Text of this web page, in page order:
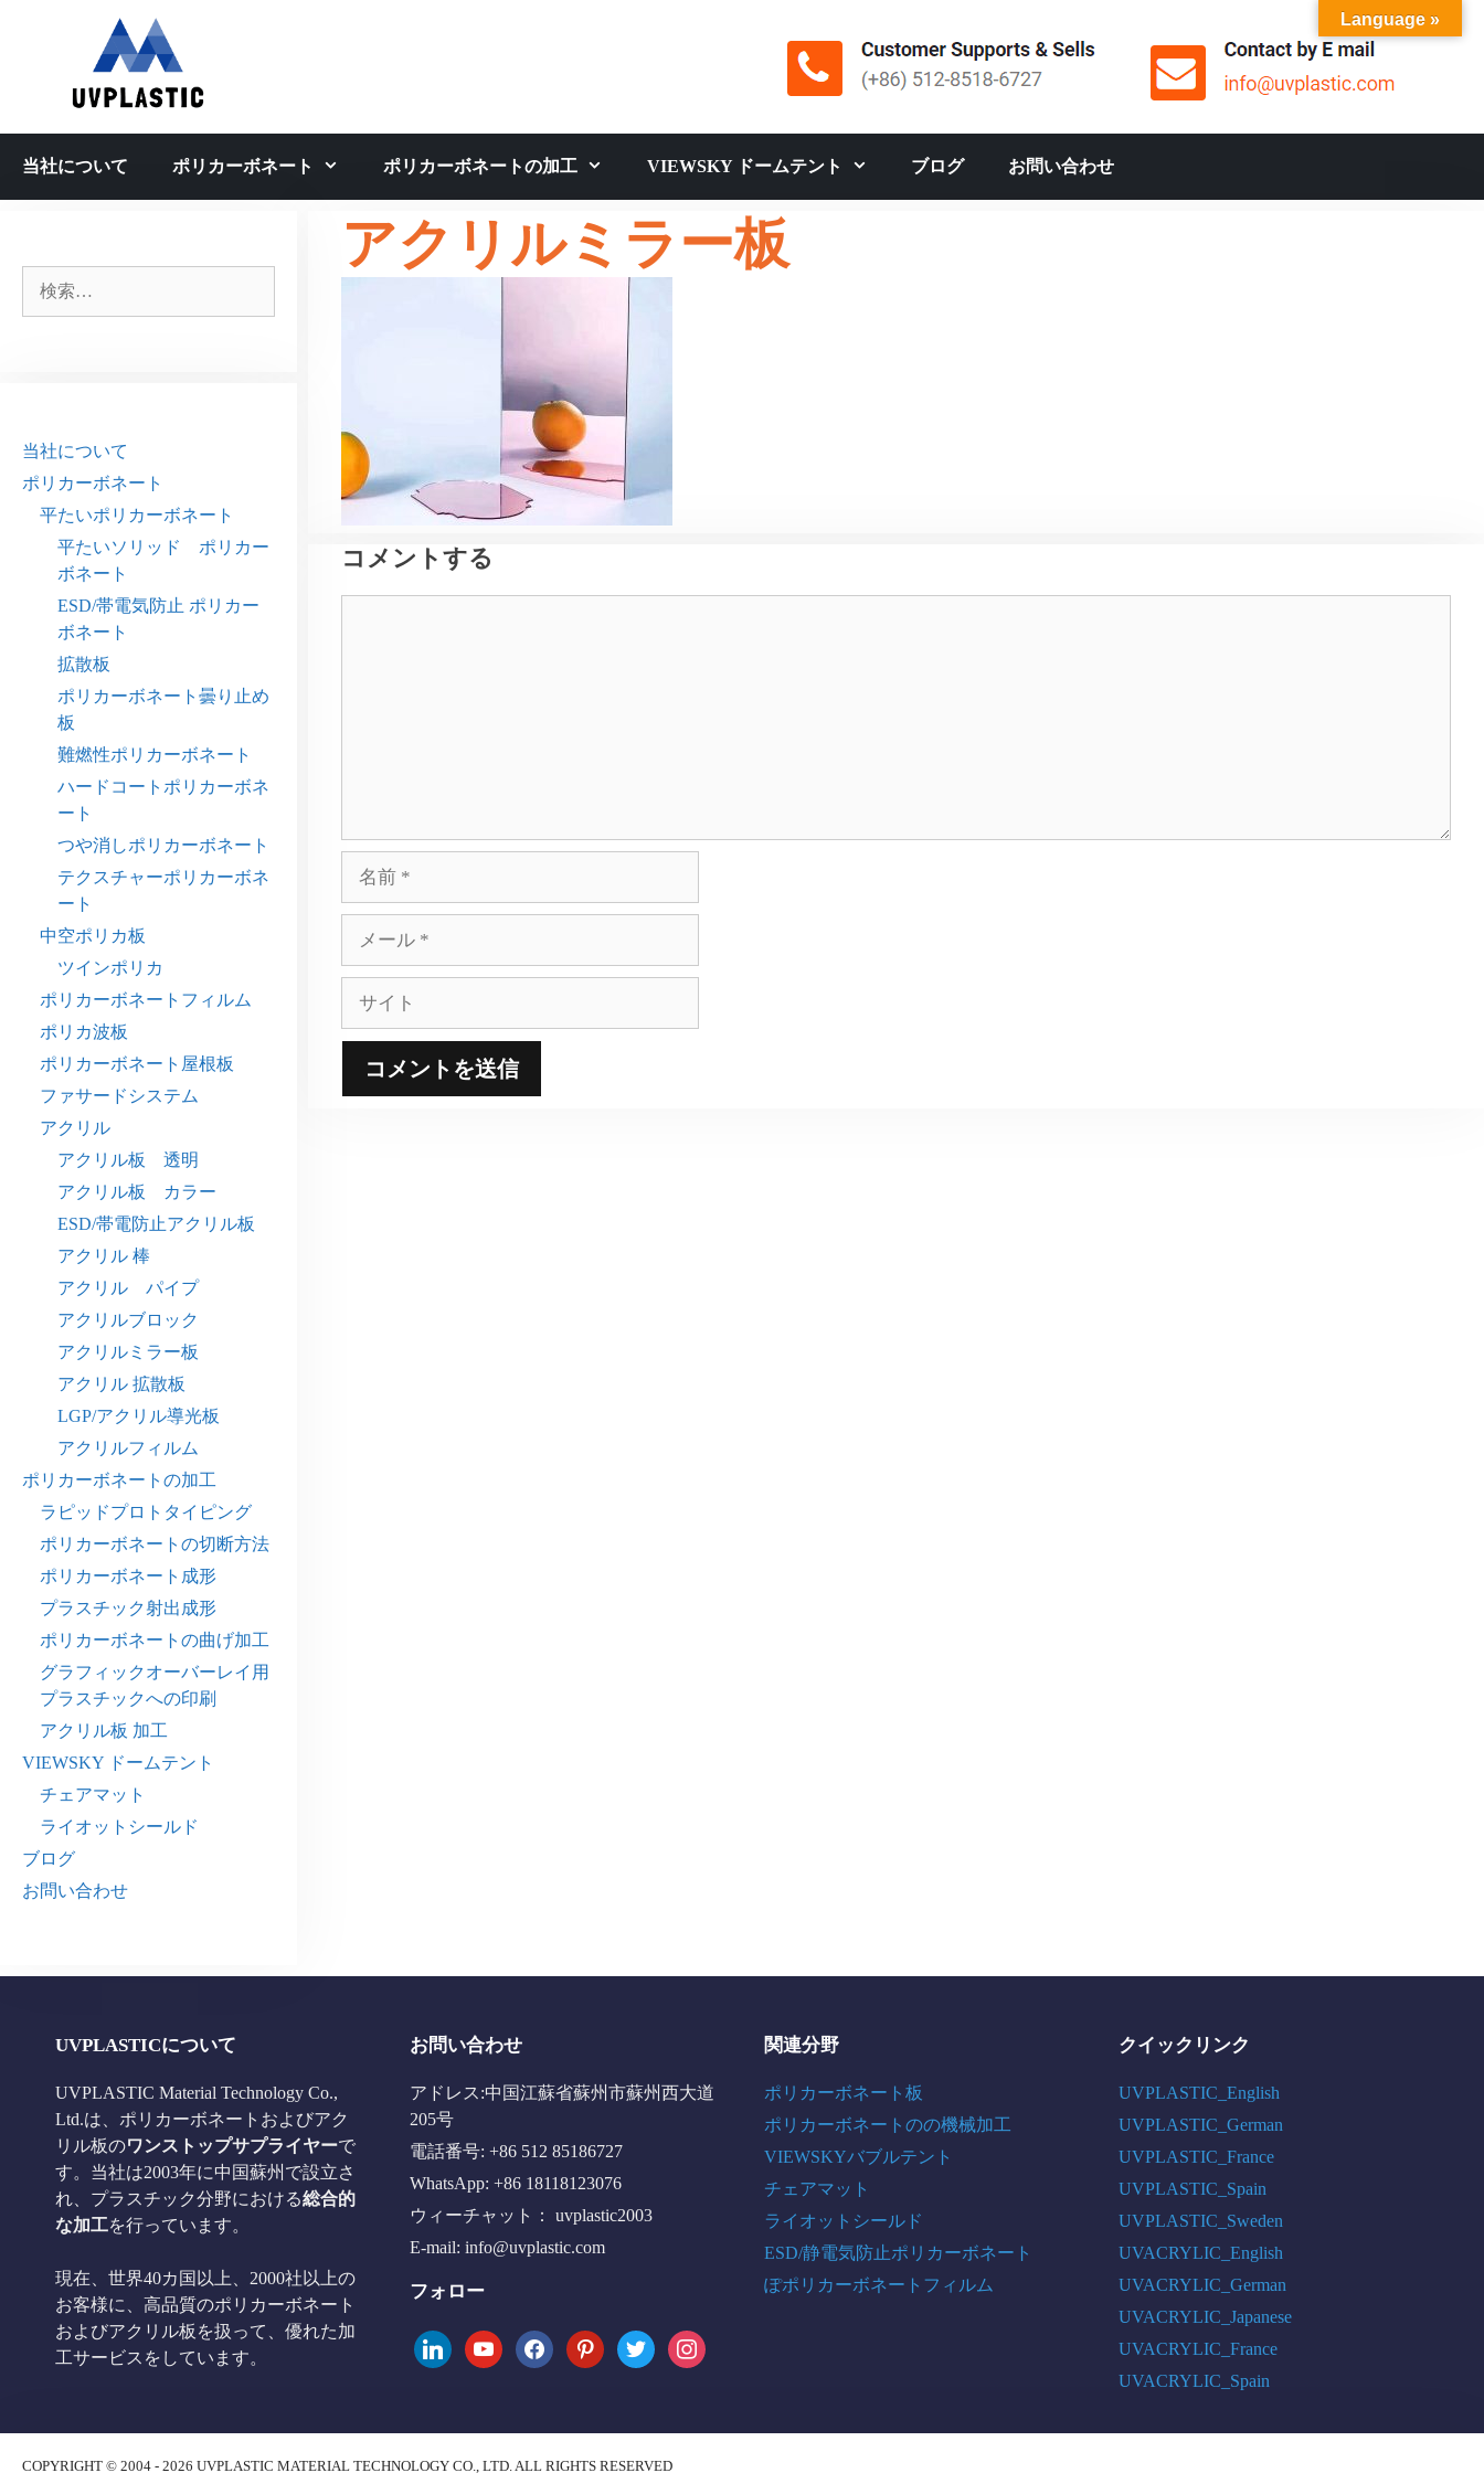
キ
当社について ポリカーボネート ポリカーボネートの加工 VIEWSKY ドームテント ブログ お問い合わせ
アクリルミラー板
コメントする
ル
ト
索:
当社について
ポリカーボネート
平たいポリカーボネート
平たいソリッド ポリカー
ボネート
ESD/帯電気防止 ポリカー
ボネート
拡散板
ポリカーボネート曇り止め
板
難燃性ポリカーボネート
ハードコートポリカーボネ
ート
つや消しポリカーボネート
テクスチャーポリカーボネ
ート
中空ポリカ板
ツインポリカ
ポリカーボネートフィルム
ポリカ波板
ポリカーボネート屋根板
ファサードシステム
アクリル
アクリル板 透明
アクリル板 カラー
ESD/帯電防止アクリル板
アクリル 棒
アクリル パイプ
アクリルブロック
アクリルミラー板
アクリル 拡散板
LGP/アクリル導光板
アクリルフィルム
ポリカーボネートの加工
ラピッドプロトタイピング
ポリカーボネートの切断方法
ポリカーボネート成形
プラスチック射出成形
ポリカーボネートの曲げ加工
グラフィックオーバーレイ用
プラスチックへの印刷
アクリル板 加工
VIEWSKY ドームテント
チェアマット
ライオットシールド
ブログ
お問い合わせ
UVPLASTICについて
UVPLASTIC Material Technology Co.,
Ltd.は、ポリカーボネートおよびアク
リル板のワンストップサプライヤーで
す。当社は2003年に中国蘇州で設立さ
れ、プラスチック分野における総合的
な加工を行っています。
現在、世界40カ国以上、2000社以上の
お客様に、高品質のポリカーボネート
およびアクリル板を扱って、優れた加
工サービスをしています。
お問い合わせ
アドレス:中国江蘇省蘇州市蘇州西大道
205号
電話番号: +86 512 85186727
WhatsApp: +86 18118123076
ウィーチャット： uvplastic2003
E-mail: info@uvplastic.com
フォロー
linkedinyoutubefacebookpinteresttwitter instagram
関連分野
ポリカーボネート板
ポリカーボネートのの機械加工
VIEWSKYバブルテント
チェアマット
ライオットシールド
ESD/静電気防止ポリカーボネート
ぽポリカーボネートフィルム
クイックリンク
UVPLASTIC_English
UVPLASTIC_German
UVPLASTIC_France
UVPLASTIC_Spain
UVPLASTIC_Sweden
UVACRYLIC_English
UVACRYLIC_German
UVACRYLIC_Japanese
UVACRYLIC_France
UVACRYLIC_Spain
COPYRIGHT © 2004 - 2026 UVPLASTIC MATERIAL TECHNOLOGY CO., LTD. ALL RIGHTS RESERVED
Language »